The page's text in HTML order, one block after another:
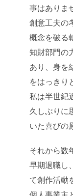
事はありま
創意工夫の
概念を破る
知財部門の
あり、身を
をはっきり
私は半世紀
久しぶりに
いた喜びの
それから数
早期退職し
て創作活動